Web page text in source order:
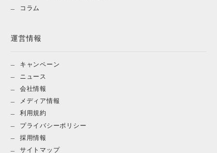
コラム
運営情報
キャンペーン
ニュース
会社情報
メディア情報
利用規約
プライバシーポリシー
採用情報
サイトマップ